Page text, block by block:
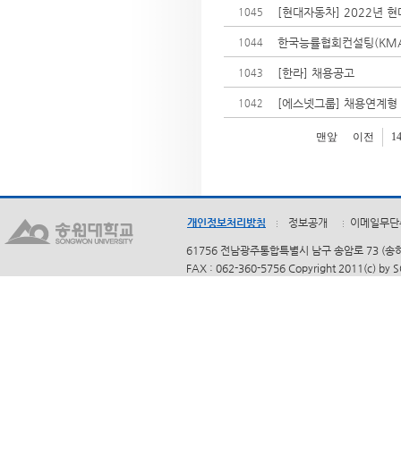
1045 [현대자동차] 2022년 현
1044 한국능률협회컨설팅
1043 [한라] 채용공고
1042 [에스넷그룹] 채용연계
맨앞 이전
개인정보처리방침 정보공개 이메일무
61756 전남광주통합특별시 남구 송암로 73 (
FAX : 062-360-5756 Copyright 2011(c) by